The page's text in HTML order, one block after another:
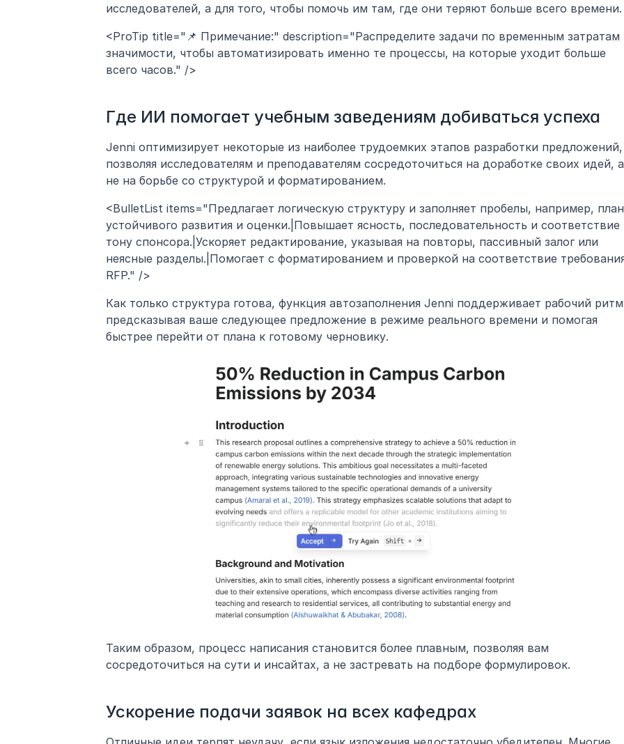
исследователей, а для того, чтобы помочь им там, где они теряют больше всего времени.
<ProTip title="📌 Примечание:" description="Распределите задачи по временным затратам
значимости, чтобы автоматизировать именно те процессы, на которые уходит больше
всего часов." />
Где ИИ помогает учебным заведениям добиваться успеха
Jenni оптимизирует некоторые из наиболее трудоемких этапов разработки предложений,
позволяя исследователям и преподавателям сосредоточиться на доработке своих идей, а
не на борьбе со структурой и форматированием.
<BulletList items="Предлагает логическую структуру и заполняет пробелы, например,
устойчивого развития и оценки.|Повышает ясность, последовательность и соответствие
тону спонсора.|Ускоряет редактирование, указывая на повторы, пассивный залог или
неясные разделы.|Помогает с форматированием и проверкой на соответствие
RFP." />
Как только структура готова, функция автозаполнения Jenni поддерживает рабочий
предсказывая ваше следующее предложение в режиме реального времени и помогая
быстрее перейти от плана к готовому черновику.
Таким образом, процесс написания становится более плавным, позволяя вам
сосредоточиться на сути и инсайтах, а не застревать на подборе формулировок.
Ускорение подачи заявок на всех кафедрах